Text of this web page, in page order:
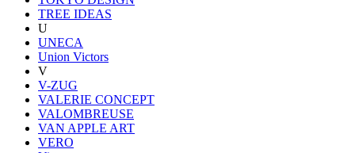
TREE IDEAS
U
UNECA
Union Victors
V
V-ZUG
VALERIE CONCEPT
VALOMBREUSE
VAN APPLE ART
VERO